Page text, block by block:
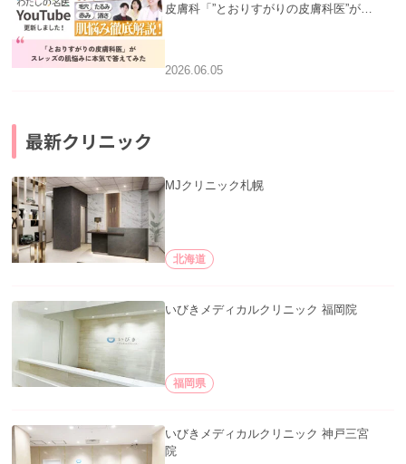
皮膚科「”とおりすがりの皮膚科医”がス
公開いたしました。
2026.06.05
最新クリニック
MJクリニック札幌
北海道
いびきメディカルクリニック 福岡院
福岡県
いびきメディカルクリニック 神戸三宮
院